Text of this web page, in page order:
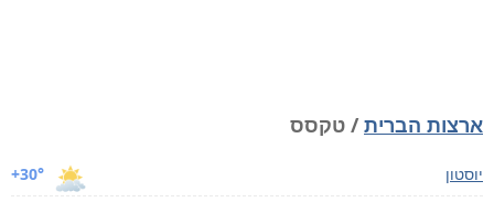
ארצות הברית/ טקסס
+30°
יוסטון